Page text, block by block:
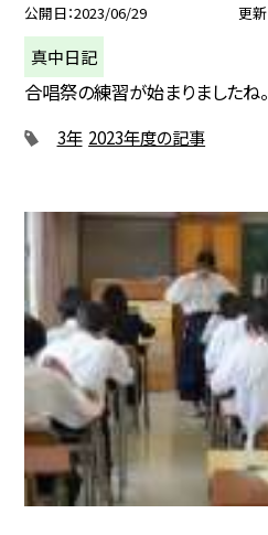
公開日 2023/06/29 更
真中日記
合唱祭の練習が始まりましたね。
3年 2023年度の記事